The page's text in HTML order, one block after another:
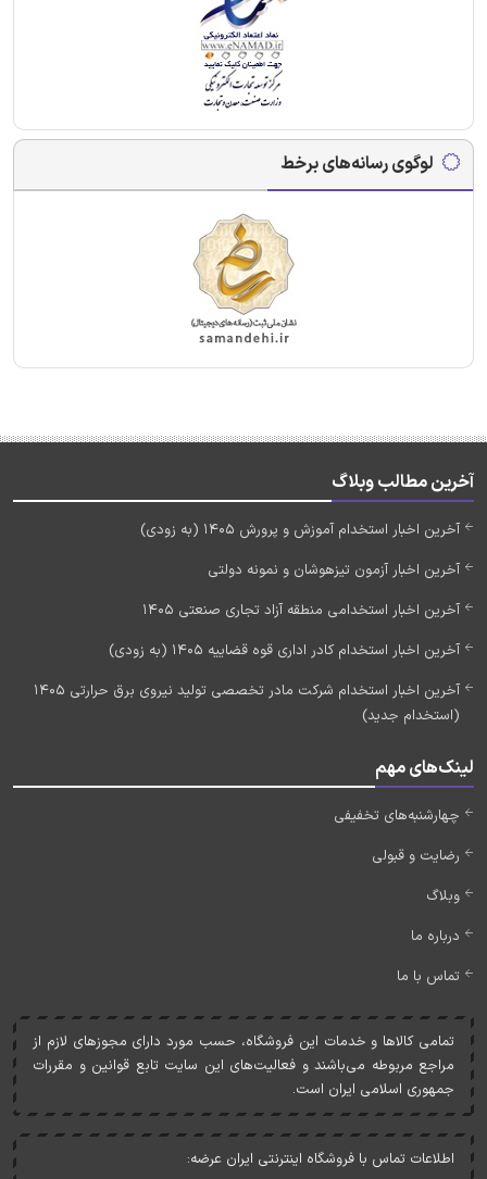
لوگوی رسانه‌های برخط
آخرین مطالب وبلاگ
آخرین اخبار استخدام آموزش و پرورش 1405 (به زودی)
آخرین اخبار آزمون تیزهوشان و نمونه دولتی
آخرین اخبار استخدامی منطقه آزاد تجاری صنعتی 1405
آخرین اخبار استخدام کادر اداری قوه قضاییه 1405 (به زودی)
آخرین اخبار استخدام شرکت مادر تخصصی تولید نیروی برق حرارتی 1405
(استخدام جدید)
لینک‌های مهم
چهارشنبه‌های تخفیفی
رضایت و قبولی
وبلاگ
درباره ما
تماس با ما
تمامی کالاها و خدمات اين فروشگاه، حسب مورد دارای مجوزهای لازم از
مراجع مربوطه می‌باشند و فعاليت‌های اين سايت تابع قوانين و مقررات
جمهوری اسلامی ايران است.
اطلاعات تماس با فروشگاه اینترنتی ایران عرضه: